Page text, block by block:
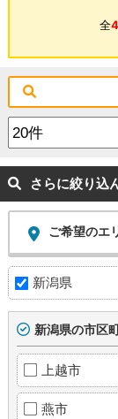
全
さらに絞り込
ご希望のエ
新潟県
新潟県の市区
上越市
燕市